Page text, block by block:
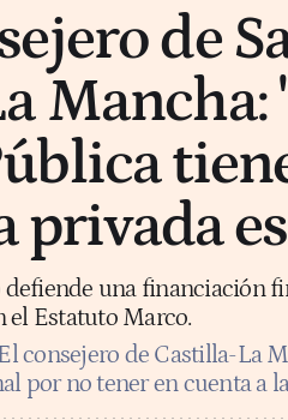
de
Mancha:
privada
una financiación
el Estatuto Marco.
consejero de Castilla-La
por no tener en cuenta a